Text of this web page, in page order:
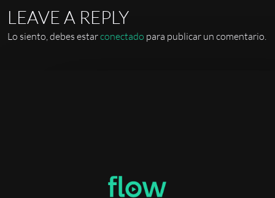
LEAVE A REPLY
Lo siento, debes estarconectado para publicar un comentario.